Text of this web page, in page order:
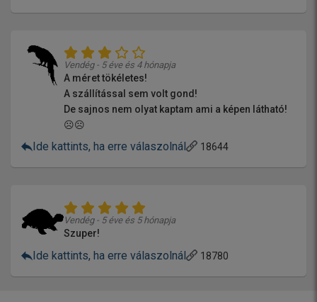
Vendég - 5 éve és 4 hónapja
A méret tökéletes!
A szállítással sem volt gond!
De sajnos nem olyat kaptam ami a képen látható!
☹☹
Ide kattints, ha erre válaszolnál 18644
Vendég - 5 éve és 5 hónapja
Szuper!
Ide kattints, ha erre válaszolnál 18780